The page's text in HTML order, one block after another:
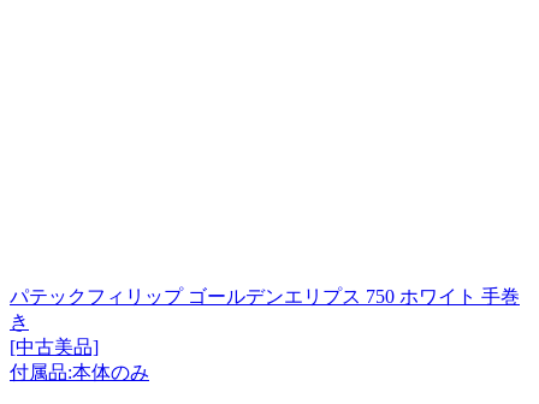
パテックフィリップ ゴールデンエリプス 750 ホワイト 手巻
き
[中古美品]
付属品:本体のみ